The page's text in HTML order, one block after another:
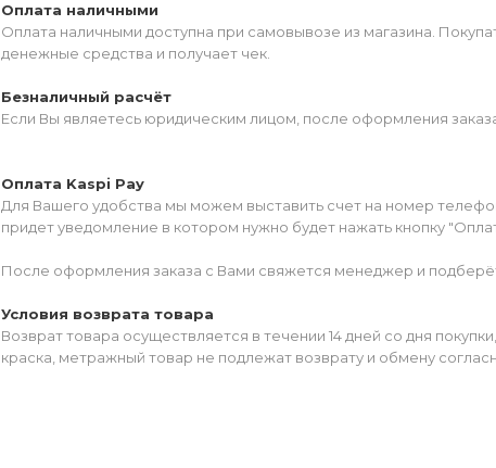
Оплата наличными
Оплата наличными доступна при самовывозе из магазина.
денежные средства и получает чек.
Безналичный расчёт
Если Вы являетесь юридическим лицом, после оформления
Оплата Kaspi Pay
Для Вашего удобства мы можем выставить счет на номер
придет уведомление в котором нужно будет нажать кнопку
После оформления заказа с Вами свяжется менеджер и
Условия возврата товара
Возврат товара осуществляется в течении 14 дней со дня
краска, метражный товар не подлежат возврату и обмену